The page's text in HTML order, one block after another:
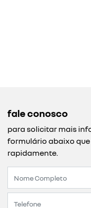
fale conosco
para solicitar mais
formulário abaixo
rapidamente.